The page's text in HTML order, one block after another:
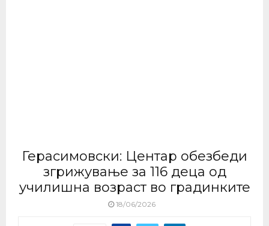
Герасимовски: Центар обезбеди
згрижување за 116 деца од
училишна возраст во градинките
18/06/2026